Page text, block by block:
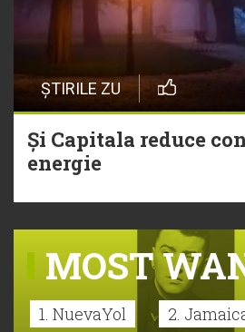
ȘTIRILE ZU
Și Capitala reduce
energie
MOST
1. NuevaYol 2.